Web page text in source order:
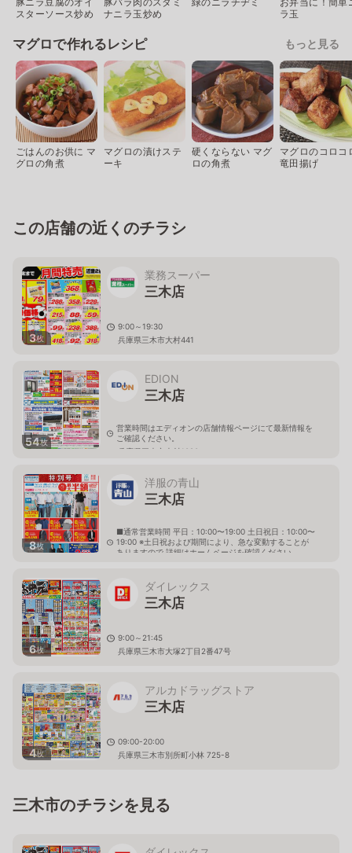
スターソース炒め
ナニラ玉炒め
ラ玉
マグロで作れるレシピ もっと見る
ごはんのお供に マ
グロの角煮
マグロの漬けステ
ーキ
硬くならない マグ
ロの角煮
マグロのコロコ
竜田揚げ
この店舗の近くのチラシ
3枚
業務スーパー
三木店
9:00～19:30
兵庫県三木市大村441
54枚
EDION
三木店
営業時間はエディオンの店舗情報ページにて最新情報を
ご確認ください。
兵庫県三木市大村1090
8枚
洋服の青山
三木店
■通常営業時間 平日：10:00〜19:00 土日祝日：10:00〜
19:00 ※土日祝および期間により、急な変動することが
ありますので 詳細はホームページを確認ください
6枚
ダイレックス
三木店
9:00～21:45
兵庫県三木市大塚2丁目2番47号
4枚
アルカドラッグストア
三木店
09:00-20:00
兵庫県三木市別所町小林 725-8
三木市のチラシを見る